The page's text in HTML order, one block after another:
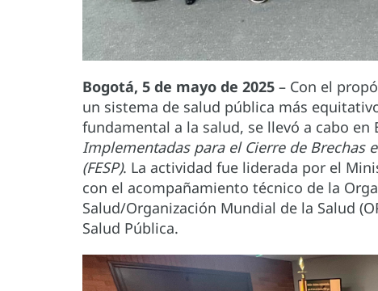
Bogotá, 5 de mayo de 2025 – Con el
un sistema de salud pública más
fundamental a la salud, se llevó a cabo en
Implementadas para el Cierre de Brechas
(FESP). La actividad fue liderada por el
con el acompañamiento técnico de la
Salud/Organización Mundial de la Salud
Salud Pública.